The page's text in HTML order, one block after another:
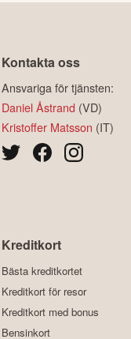
Kontakta oss
Ansvariga för tjänsten:
Daniel Åstrand (VD)
Kristoffer Matsson (IT)
Kreditkort
Bästa kreditkortet
Kreditkort för resor
Kreditkort med bonus
Bensinkort